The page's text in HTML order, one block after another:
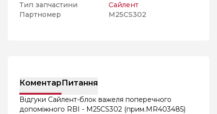
Тип запчастини
Сайлент
Партномер
M25CS302
КоментарПитання
Відгуки Сайлент-блок важеля поперечного
допоміжного RBI - M25CS302 (прим.MR403485)